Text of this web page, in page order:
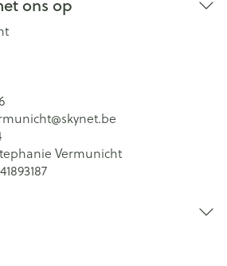
ons op
skynet.be
Vermunicht